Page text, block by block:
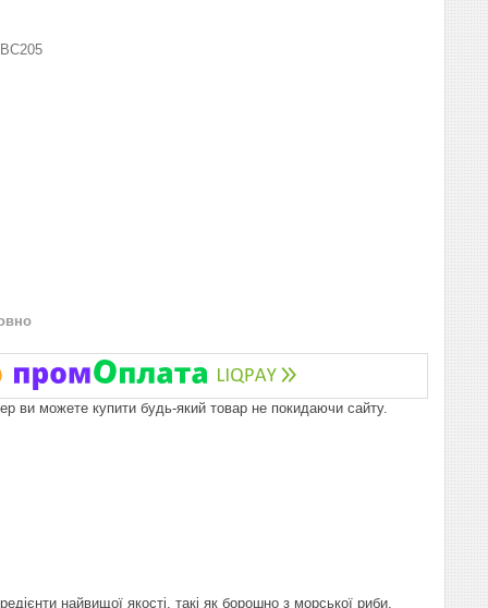
ВС205
ви можете купити будь-який товар не покидаючи сайту.
найвищої якості, такі як борошно з морської риби,